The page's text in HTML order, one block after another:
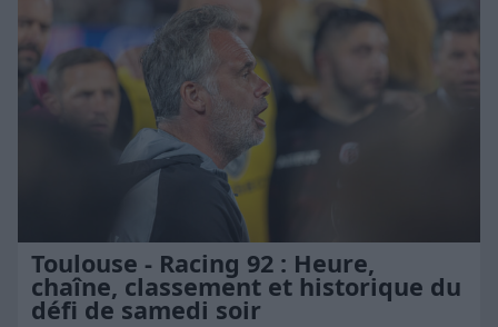
Toulouse - Racing 92 : Heure,
chaîne, classement et historique du
défi de samedi soir